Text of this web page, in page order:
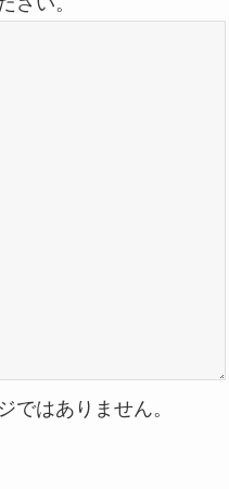
ではありません。